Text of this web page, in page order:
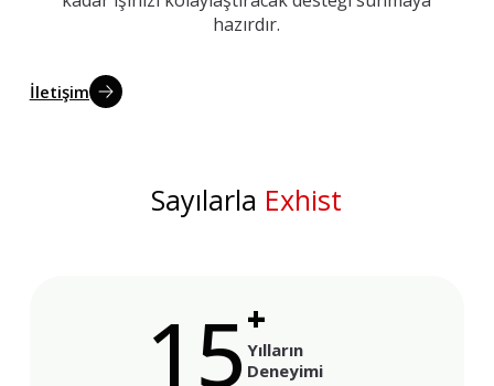
hazırdır.
İletişim
Sayılarla Exhist
15+
Yılların
Deneyimi